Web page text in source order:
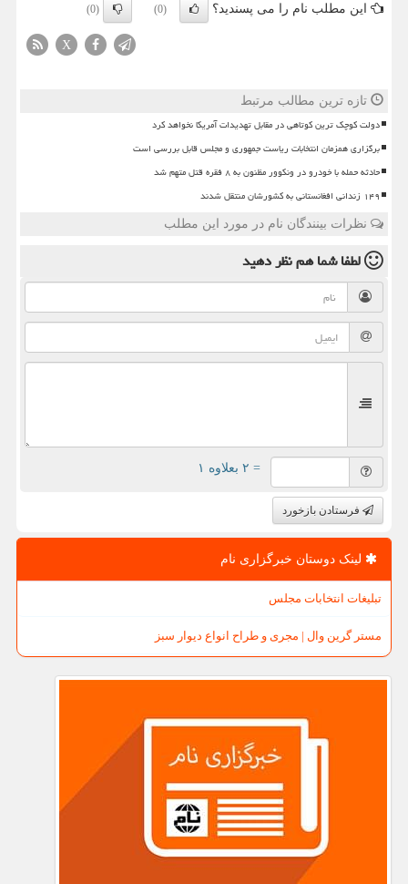
این مطلب نام را می پسندید؟ (0)
(0)
X
تازه ترین مطالب مرتبط
دولت کوچک ترین کوتاهی در مقابل تهدیدات آمریکا نخواهد کرد
برگزاری همزمان انتخابات ریاست جمهوری و مجلس قابل بررسی است
حادثه حمله با خودرو در ونکوور مظنون به ۸ فقره قتل متهم شد
۱۴۹ زندانی افغانستانی به کشورشان منتقل شدند
نظرات بینندگان نام در مورد این مطلب
لطفا شما همنظر دهید
= ۲ بعلاوه ۱
فرستادن بازخورد
لینک دوستان خبرگزاری نام
تبلیغات انتخابات مجلس
مستر گرین وال | مجری و طراح انواع دیوار سبز